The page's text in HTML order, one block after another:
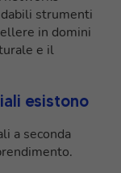
strumenti
in domini
e il
esistono
a seconda